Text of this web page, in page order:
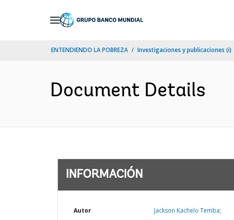
ENTENDIENDO LA POBREZA Investigaciones y publicaciones (i)
Document Details
INFORMACIÓN
Autor Jackson Kachelo Temba;